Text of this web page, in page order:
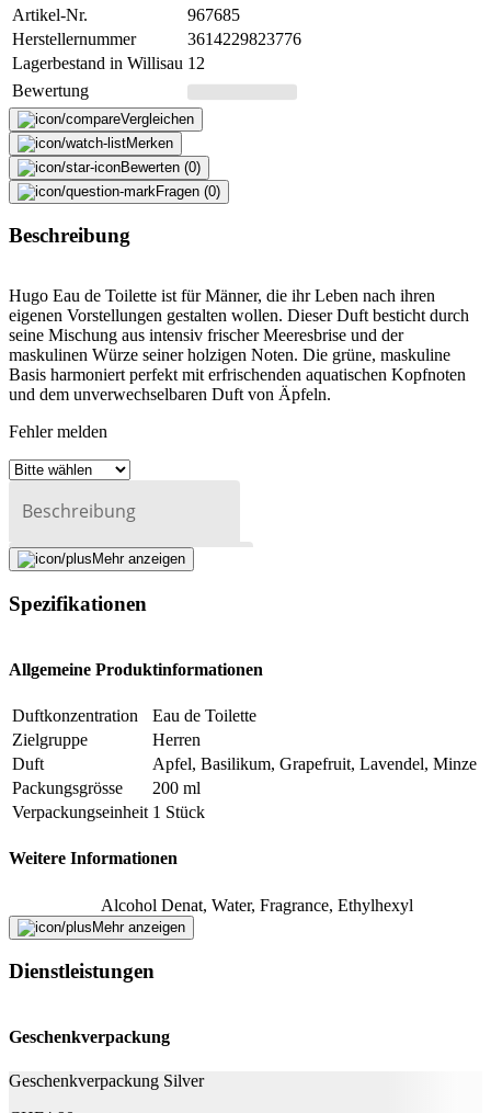
Artikel-Nr.
967685
Herstellernummer
3614229823776
Lagerbestand in Willisau 12
Bewertung
Vergleichen
Merken
Bewerten (0)
Fragen (0)
Beschreibung
Hugo Eau de Toilette ist für Männer, die ihr Leben nach ihren
eigenen Vorstellungen gestalten wollen. Dieser Duft besticht durch
seine Mischung aus intensiv frischer Meeresbrise und der
maskulinen Würze seiner holzigen Noten. Die grüne, maskuline
Basis harmoniert perfekt mit erfrischenden aquatischen Kopfnoten
und dem unverwechselbaren Duft von Äpfeln.
Fehler melden
Beschreibung
E-Mail-Adresse (optional)
Formular schliessen
Mehr anzeigen
Spezifikationen
Allgemeine Produktinformationen
Duftkonzentration
Eau de Toilette
Zielgruppe
Herren
Duft
Apfel, Basilikum, Grapefruit, Lavendel, Minze
Packungsgrösse
200 ml
Verpackungseinheit 1 Stück
Weitere Informationen
Inhaltsstoffe
Alcohol Denat, Water, Fragrance, Ethylhexyl
Methoxycinnamate, Diethylamino Hydroxybenzoyl
Hexyl Benzoate, BHT, Limonene, Benzyl Salicylate,
Linalool, Alpha-Isomethyl Ionone, Eugenol, Citral,
Isoeugenol, Citronellol, Geraniol, Benzyl Alcohol,
Mehr anzeigen
Dienstleistungen
Geschenkverpackung
Geschenkverpackung Silver